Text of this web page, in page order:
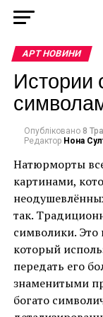
АРТ НОВИНИ
Истории
Опубліковано 8
Редактор Нона
Натюрморты
картинами,
так.
символики. Это
который
передать его
знаменитыми
богато